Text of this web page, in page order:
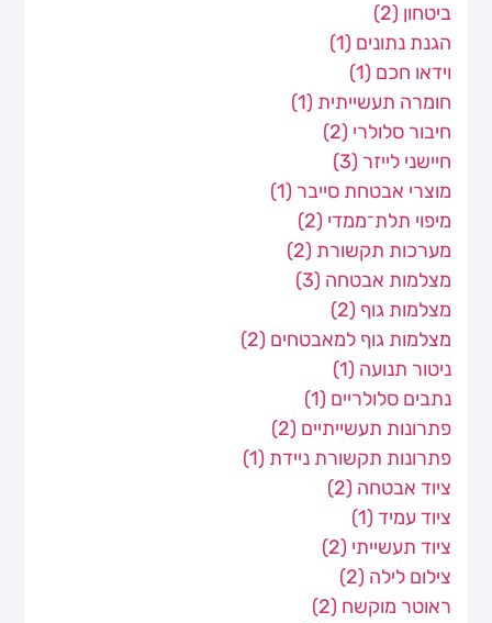
ביטחון (2)
הגנת נתונים (1)
וידאו חכם (1)
חומרה תעשייתית (1)
חיבור סלולרי (2)
חיישני לייזר (3)
מוצרי אבטחת סייבר (1)
מיפוי תלת־ממדי (2)
מערכות תקשורת (2)
מצלמות אבטחה (3)
מצלמות גוף (2)
מצלמות גוף למאבטחים (2)
ניטור תנועה (1)
נתבים סלולריים (1)
פתרונות תעשייתיים (2)
פתרונות תקשורת ניידת (1)
ציוד אבטחה (2)
ציוד עמיד (1)
ציוד תעשייתי (2)
צילום לילה (2)
ראוטר מוקשח (2)